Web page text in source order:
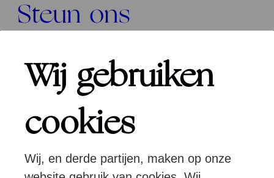
Wij gebruiken
cookies
Wij, en derde partijen, maken op onze
Steun ons
Programma’s
Over ons
Programmeurs Contact